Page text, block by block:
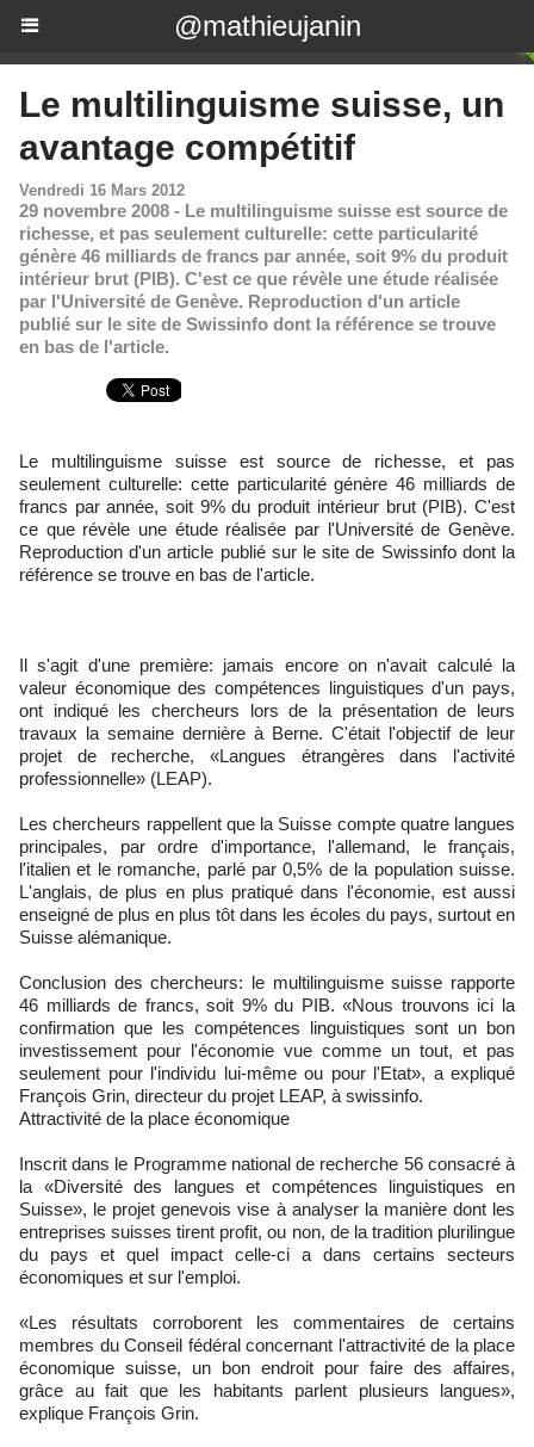
@mathieujanin
Le multilinguisme suisse, un
avantage compétitif
Vendredi 16 Mars 2012
29 novembre 2008 - Le multilinguisme suisse est source de
richesse, et pas seulement culturelle: cette particularité
génère 46 milliards de francs par année, soit 9% du produit
intérieur brut (PIB). C'est ce que révèle une étude réalisée
par l'Université de Genève. Reproduction d'un article
publié sur le site de Swissinfo dont la référence se trouve
en bas de l'article.
Le multilinguisme suisse est source de richesse, et pas
seulement culturelle: cette particularité génère 46 milliards de
francs par année, soit 9% du produit intérieur brut (PIB). C'est
ce que révèle une étude réalisée par l'Université de Genève.
Reproduction d'un article publié sur le site de Swissinfo dont la
référence se trouve en bas de l'article.
Il s'agit d'une première: jamais encore on n'avait calculé la
valeur économique des compétences linguistiques d'un pays,
ont indiqué les chercheurs lors de la présentation de leurs
travaux la semaine dernière à Berne. C'était l'objectif de leur
projet de recherche, «Langues étrangères dans l'activité
professionnelle» (LEAP).
Les chercheurs rappellent que la Suisse compte quatre langues
principales, par ordre d'importance, l'allemand, le français,
l'italien et le romanche, parlé par 0,5% de la population suisse.
L'anglais, de plus en plus pratiqué dans l'économie, est aussi
enseigné de plus en plus tôt dans les écoles du pays, surtout en
Suisse alémanique.
Conclusion des chercheurs: le multilinguisme suisse rapporte
46 milliards de francs, soit 9% du PIB. «Nous trouvons ici la
confirmation que les compétences linguistiques sont un bon
investissement pour l'économie vue comme un tout, et pas
seulement pour l'individu lui-même ou pour l'Etat», a expliqué
François Grin, directeur du projet LEAP, à swissinfo.
Attractivité de la place économique
Inscrit dans le Programme national de recherche 56 consacré à
la «Diversité des langues et compétences linguistiques en
Suisse», le projet genevois vise à analyser la manière dont les
entreprises suisses tirent profit, ou non, de la tradition plurilingue
du pays et quel impact celle-ci a dans certains secteurs
économiques et sur l'emploi.
«Les résultats corroborent les commentaires de certains
membres du Conseil fédéral concernant l'attractivité de la place
économique suisse, un bon endroit pour faire des affaires,
grâce au fait que les habitants parlent plusieurs langues»,
explique François Grin.